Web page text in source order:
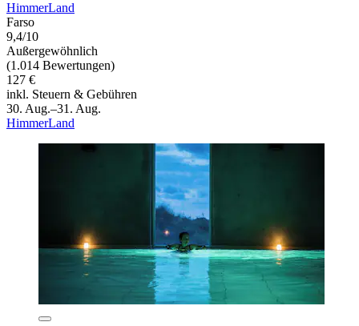
HimmerLand
Farso
9,4/10
Außergewöhnlich
(1.014 Bewertungen)
127 €
inkl. Steuern & Gebühren
30. Aug.–31. Aug.
HimmerLand